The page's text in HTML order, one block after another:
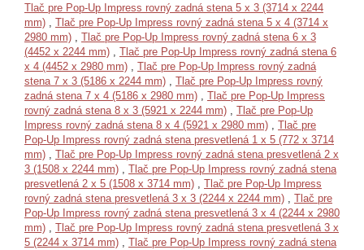
Tlač pre Pop-Up Impress rovný zadná stena 5 x 3 (3714 x 2244
mm) , Tlač pre Pop-Up Impress rovný zadná stena 5 x 4 (3714 x
2980 mm) , Tlač pre Pop-Up Impress rovný zadná stena 6 x 3
(4452 x 2244 mm) , Tlač pre Pop-Up Impress rovný zadná stena 6
x 4 (4452 x 2980 mm) , Tlač pre Pop-Up Impress rovný zadná
stena 7 x 3 (5186 x 2244 mm) , Tlač pre Pop-Up Impress rovný
zadná stena 7 x 4 (5186 x 2980 mm) , Tlač pre Pop-Up Impress
rovný zadná stena 8 x 3 (5921 x 2244 mm) , Tlač pre Pop-Up
Impress rovný zadná stena 8 x 4 (5921 x 2980 mm) , Tlač pre
Pop-Up Impress rovný zadná stena presvetlená 1 x 5 (772 x 3714
mm) , Tlač pre Pop-Up Impress rovný zadná stena presvetlená 2 x
3 (1508 x 2244 mm) , Tlač pre Pop-Up Impress rovný zadná stena
presvetlená 2 x 5 (1508 x 3714 mm) , Tlač pre Pop-Up Impress
rovný zadná stena presvetlená 3 x 3 (2244 x 2244 mm) , Tlač pre
Pop-Up Impress rovný zadná stena presvetlená 3 x 4 (2244 x 2980
mm) , Tlač pre Pop-Up Impress rovný zadná stena presvetlená 3 x
5 (2244 x 3714 mm) , Tlač pre Pop-Up Impress rovný zadná stena